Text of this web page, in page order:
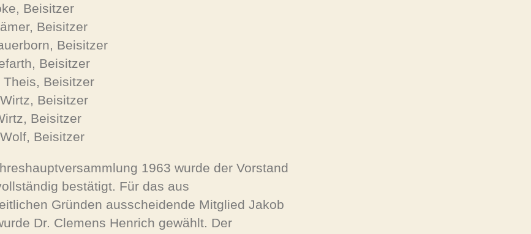
Beisitzer
Beisitzer
Beisitzer
Beisitzer
Theis, Beisitzer
Beisitzer
Beisitzer
Beisitzer
1963 wurde der Vorstand
bestätigt. Für das aus
Gründen ausscheidende Mitglied Jakob
Dr. Clemens Henrich gewählt. Der